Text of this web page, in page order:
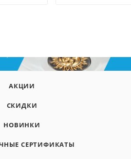
АКЦИИ
СКИДКИ
НОВИНКИ
СЕРТИФИКАТЫ